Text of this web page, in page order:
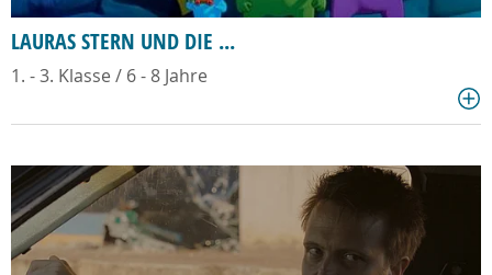
LAURAS STERN UND DIE ...
1. - 3. Klasse / 6 - 8 Jahre